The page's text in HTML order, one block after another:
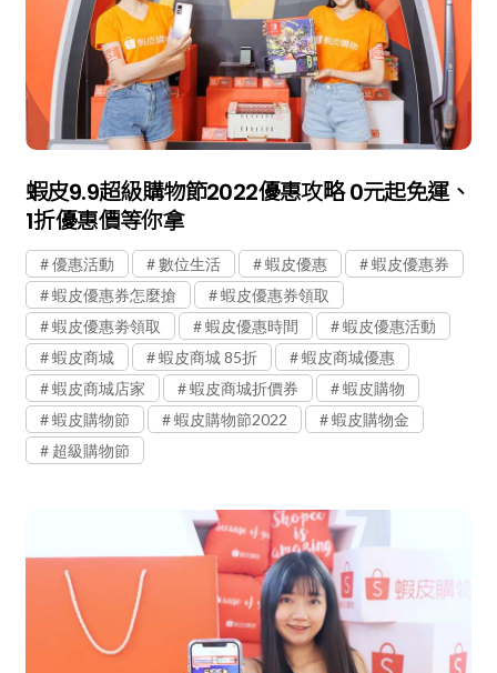
蝦皮9.9超級購物節2022優惠攻略 0元起免運、
1折優惠價等你拿
優惠活動 數位生活 蝦皮優惠
蝦皮優惠券
蝦皮優惠券怎麼搶
蝦皮優惠券領取
蝦皮優惠劵領取
蝦皮優惠時間
蝦皮優惠活動
蝦皮商城
蝦皮商城 85折
蝦皮商城優惠
蝦皮商城店家
蝦皮商城折價券
蝦皮購物
蝦皮購物節
蝦皮購物節2022
蝦皮購物金
超級購物節